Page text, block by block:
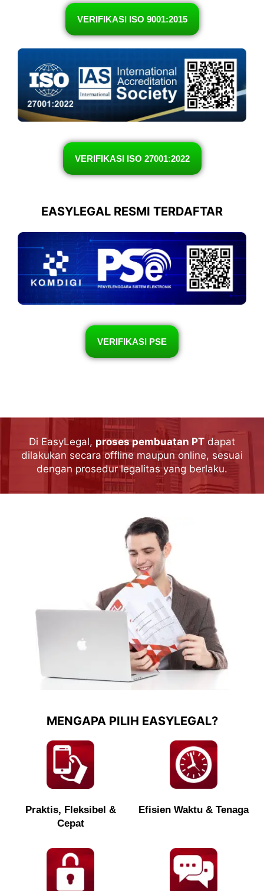
VERIFIKASI ISO 9001:2015
VERIFIKASI ISO 27001:2022
EASYLEGAL RESMI TERDAFTAR
VERIFIKASI PSE
Di EasyLegal, proses pembuatan PT dapat
dilakukan secara offline maupun online, sesuai
dengan prosedur legalitas yang berlaku.
MENGAPA PILIH EASYLEGAL?
Praktis, Fleksibel &
Cepat
Efisien Waktu & Tenaga